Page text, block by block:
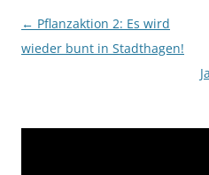
Beitragsnavigation
← Pflanzaktion 2: Es wird
wieder bunt in Stadthagen!